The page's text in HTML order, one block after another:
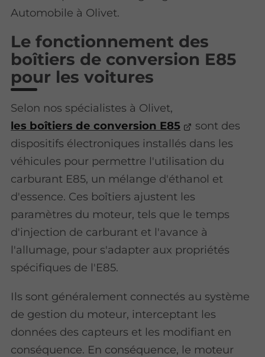
Automobile à Olivet.
Le fonctionnement des
boîtiers de conversion E85
pour les voitures
Selon nos spécialistes à Olivet,
les boîtiers de conversion E85
sont des
dispositifs électroniques installés dans les
véhicules pour permettre l'utilisation du
carburant E85, un mélange d'éthanol et
d'essence. Ces boîtiers ajustent les
paramètres du moteur, tels que le temps
d'injection de carburant et l'avance à
l'allumage, pour s'adapter aux propriétés
spécifiques de l'E85.
Ils sont généralement connectés au système
de gestion du moteur, interceptant les
données des capteurs et les modifiant en
conséquence. En conséquence, le moteur